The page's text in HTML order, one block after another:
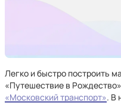
Легко и быстро построить
«Путешествие в
«Московский транспорт». В